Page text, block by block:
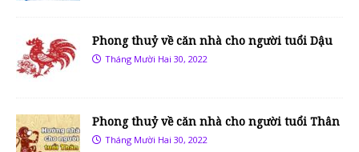
Phong thuỷ về căn nhà cho người tuổi Dậu
Tháng Mười Hai 30, 2022
Phong thuỷ về căn nhà cho người tuổi Thân
Tháng Mười Hai 30, 2022